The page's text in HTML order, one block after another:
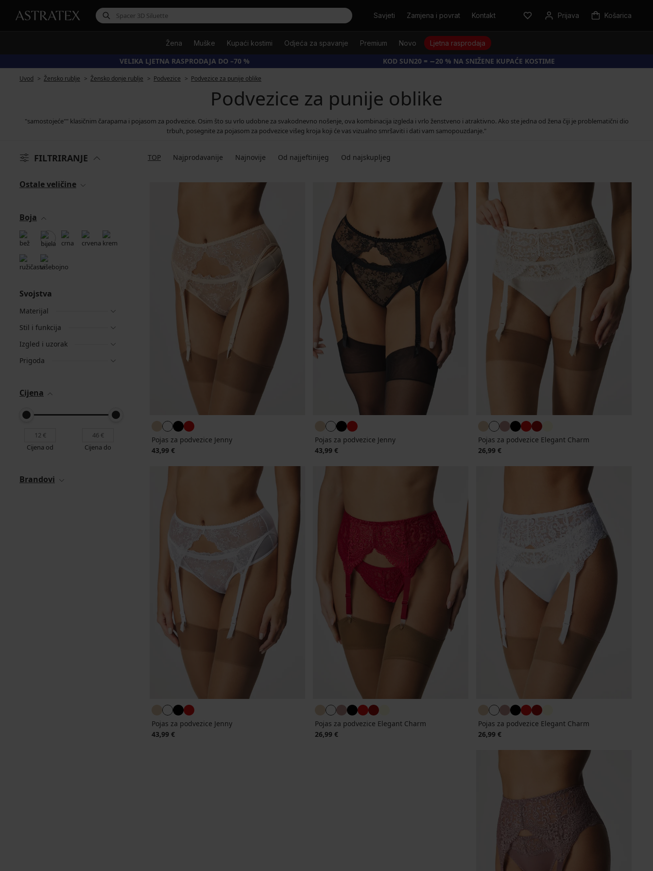
TražitiSavjeti Zamjena i povrat Kontakt Prijava Košarica
Žena Muške Kupaći kostimi Odjeća za spavanje Premium Novo Ljetna rasprodaja
VELIKA LJETNA RASPRODAJA DO –70 % KOD SUN20 = −20 % NA SNIŽENE KUPAĆE KOSTIME
Uvod Žensko rublje Žensko donje rublje Podvezice Podvezice za punije oblike
Podvezice za punije oblike
"samostojeće"" klasičnim čarapama i pojasom za podvezice. Osim što su vrlo udobne za svakodnevno nošenje, ova kombinacija izgleda i vrlo ženstveno i atraktivno. Ako ste jedna od žena čiji je problematični dio
trbuh, posegnite za pojasom za podvezice višeg kroja koji će vas vizualno smršaviti i dati vam samopouzdanje."
FILTRIRANJE TOP Najprodavanije Najnovije Od najjeftinijeg Od najskupljeg
Ostale veličine
Boja
Svojstva
Materijal
Stil i funkcija
Izgled i uzorak
Prigoda
Cijena
Cijena od Cijena do
Brandovi
Pojas za podvezice Jenny
43,99 €
Pojas za podvezice Jenny
43,99 €
Pojas za podvezice Elegant Charm
26,99 €
Pojas za podvezice Jenny
43,99 €
Pojas za podvezice Elegant Charm
26,99 €
Pojas za podvezice Elegant Charm
26,99 €